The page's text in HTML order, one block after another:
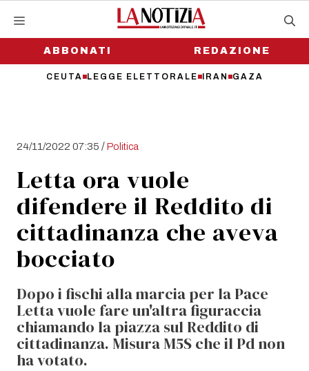
contenutoABBONATI
CEUTA LEGGE ELETTORALE IRAN GAZA
REDAZIONE
24/11/2022 07:35 /Politica
Letta ora vuole
difendere il Reddito di
cittadinanza che aveva
bocciato
Dopo i fischi alla marcia per la Pace
Letta vuole fare un'altra figuraccia
chiamando la piazza sul Reddito di
cittadinanza. Misura M5S che il Pd non
ha votato.